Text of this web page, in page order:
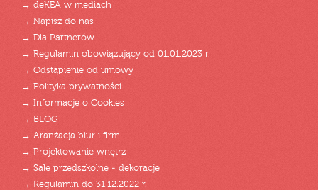
→ deKEA w mediach
→ Napisz do nas
→ Dla Partnerów
→ Regulamin obowiązujący od 01.01.2023 r.
→ Odstąpienie od umowy
→ Polityka prywatności
→ Informacje o Cookies
→ BLOG
→ Aranżacja biur i firm
→ Projektowanie wnętrz
→ Sale przedszkolne - dekoracje
→ Regulamin do 31.12.2022 r.